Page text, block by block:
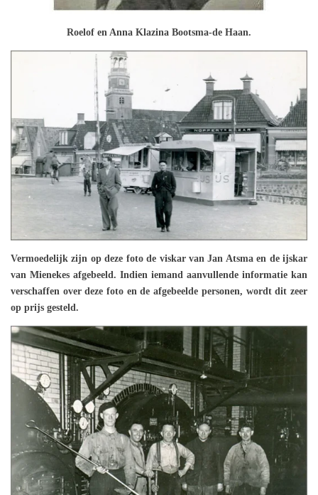
Roelof en Anna Klazina Bootsma-de Haan.
Vermoedelijk zijn op deze foto de viskar van Jan Atsma en de ijskar
van Mienekes afgebeeld. Indien iemand aanvullende informatie kan
verschaffen over deze foto en de afgebeelde personen, wordt dit zeer
op prijs gesteld.